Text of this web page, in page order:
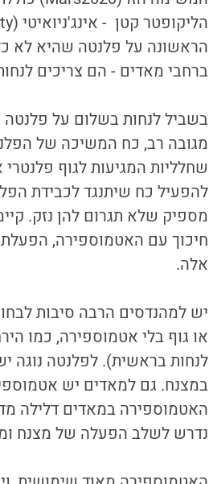
הראשונה על פלנטה שהיא לא
ברחבי מאדים - הם צריכים
בשביל לנחות בשלום על
מגובה רב, כח המשיכה של
שחלליות המגיעות לגוף
להפעיל כח שיתנגד לכבידת
מספיק שלא תגרום להן נזק.
חיכוך עם האטמוספירה, הפעלת
אלה.
יש למהנדסים הרבה סיבות
או גוף בלי אטמוספירה, כמו
לנחות בראשית). לפלנטה נוגה
במצנח. גם למאדים יש
האטמוספירה במאדים דלילה
נדרש לשלב הפעלה של מצנח